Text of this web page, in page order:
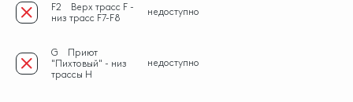
F2
Верх трасс F -
низ трасс F7-F8
недоступно
G
Приют
"Пихтовый" - низ
трассы H
недоступно